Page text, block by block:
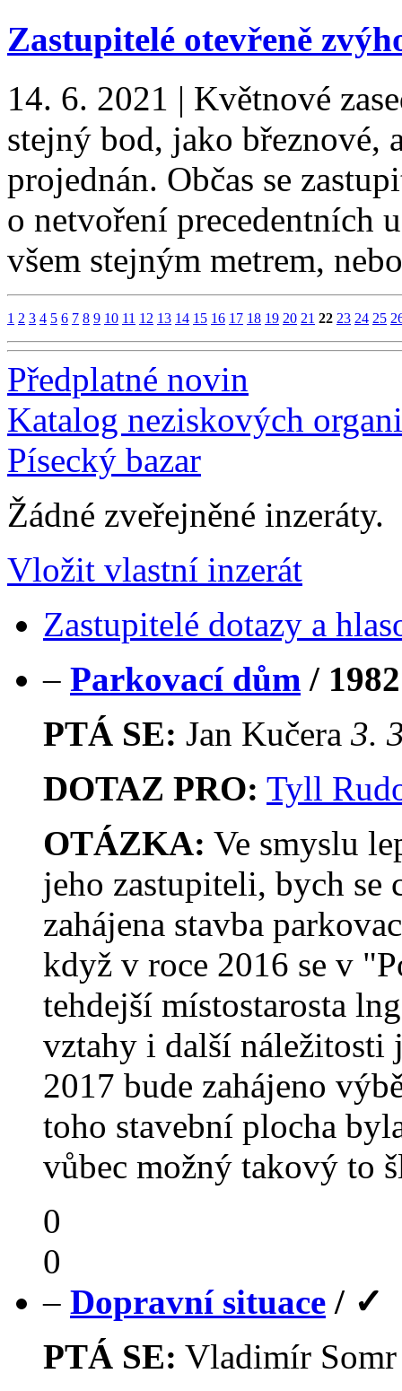
Zastupitelé otevřeně
14. 6. 2021 | Květnové
stejný bod, jako březnové,
projednán. Občas se
o netvoření precedentních
všem stejným metrem,
1 2 3 4 5 6 7 8 9 10 11 12 13 14 15 16 17 18 19 20 21 22 23 24 25
Předplatné novin
Katalog neziskových
Písecký bazar
Žádné zveřejněné inzeráty.
Vložit vlastní inzerát
Zastupitelé dotazy a
– Parkovací dům / 1982
PTÁ SE: Jan Kučera 3.
DOTAZ PRO: Tyll
OTÁZKA: Ve smyslu
jeho zastupiteli, bych se
zahájena stavba
když v roce 2016 se v
tehdejší místostarosta
vztahy i další náležitosti
2017 bude zahájeno
toho stavební plocha
vůbec možný takový to
0
0
– Dopravní situace / ✓
PTÁ SE: Vladimír